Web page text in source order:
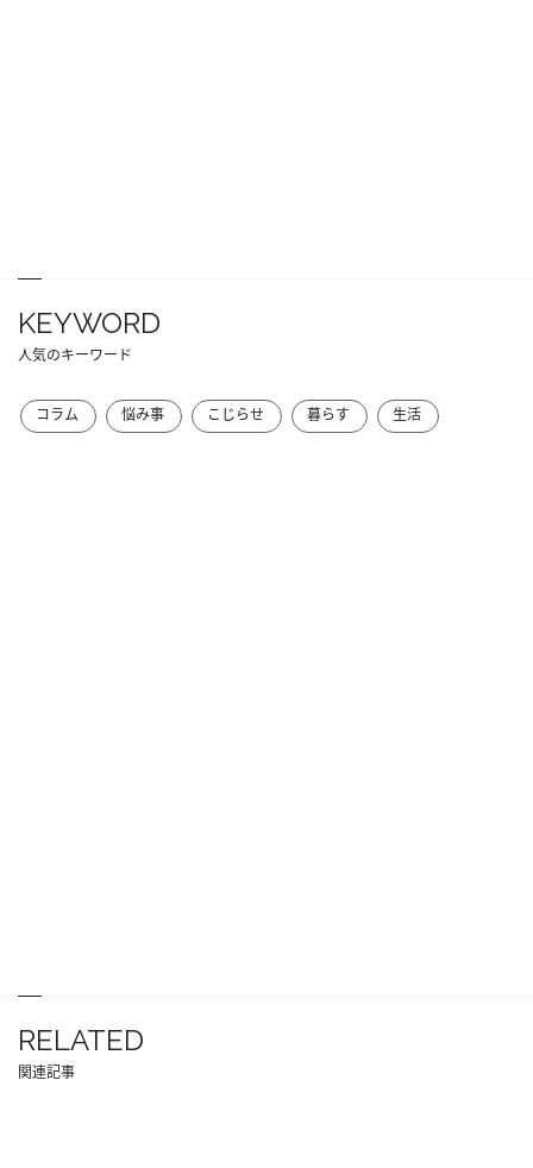
KEYWORD
人気のキーワード
コラム 悩み事 こじらせ 暮らす 生活
RELATED
関連記事